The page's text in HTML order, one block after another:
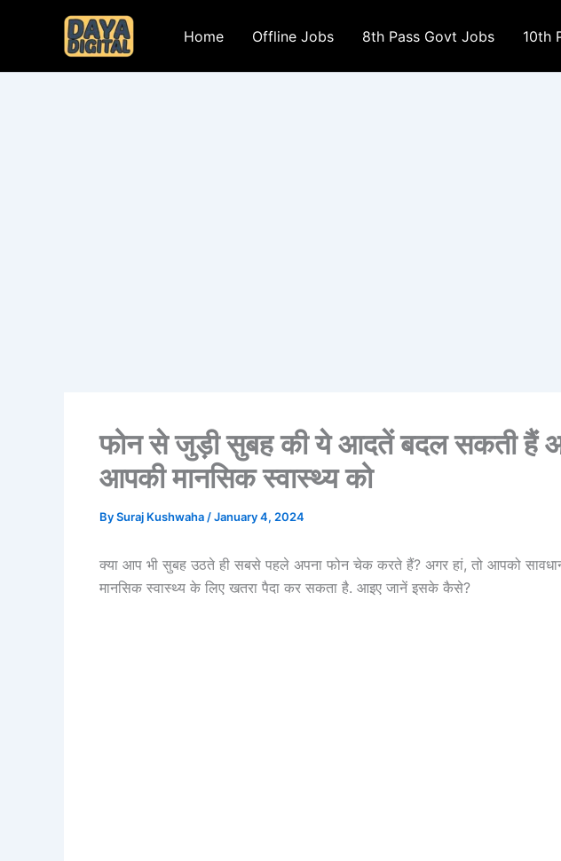
Home Offline Jobs 8th Pass Govt Jobs 10th
फोन से जुड़ी सुबह की ये आदतें बदल सकती हैं
आपकी मानसिक स्वास्थ्य को
BySuraj Kushwaha /January 4, 2024
क्या आप भी सुबह उठते ही सबसे पहले अपना फोन चेक करते हैं? अगर हां, तो आपको
मानसिक स्वास्थ्य के लिए खतरा पैदा कर सकता है. आइए जानें इसके कैसे?